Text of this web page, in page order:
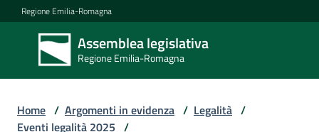
Vai al contenuto
Vai alla navigazione
Vai al footer
Regione Emilia-Romagna
Assemblea legislativa
Regione Emilia-Romagna
Assemblea
legislativa
Regione Emilia-
Home / Argomenti in evidenza / Legalità /
Eventi legalità 2025 /